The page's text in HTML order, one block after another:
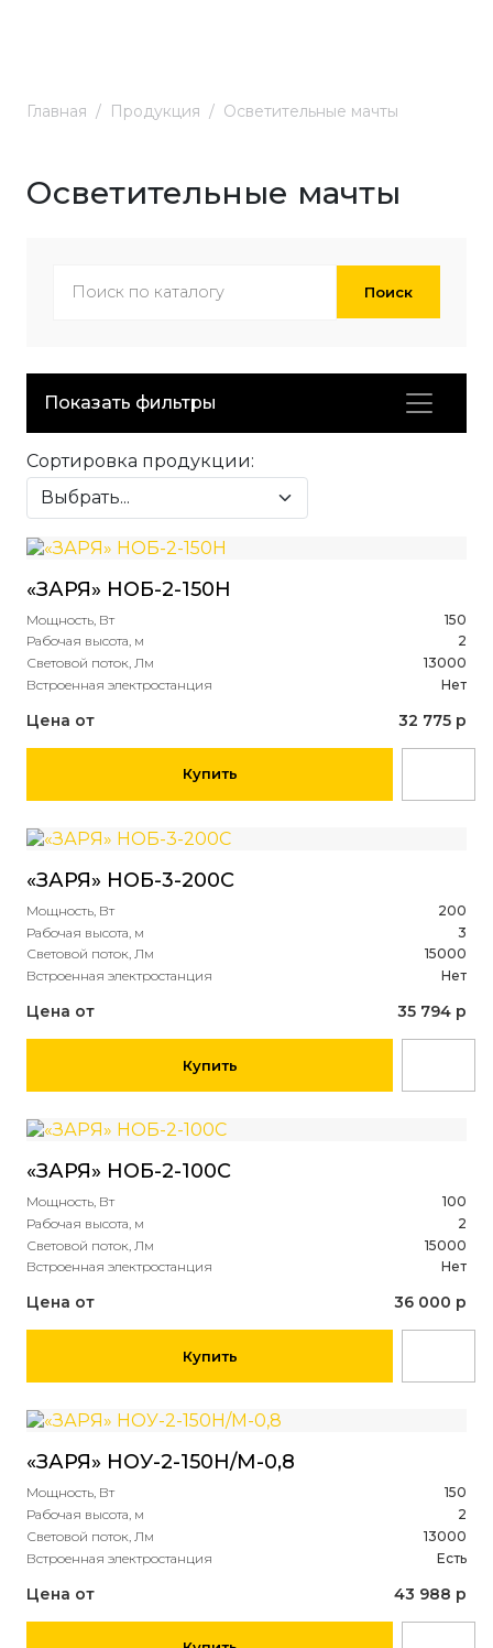
Главная Продукция Осветительные мачты
Осветительные мачты
Поиск
Показать фильтры
Сортировка продукции:
«ЗАРЯ» НОБ-2-150H
Мощность, Вт
150
Рабочая высота, м
2
Световой поток, Лм
13000
Встроенная электростанция
Нет
Цена от 32 775 р
Купить
«ЗАРЯ» НОБ-3-200С
Мощность, Вт
200
Рабочая высота, м
3
Световой поток, Лм
15000
Встроенная электростанция
Нет
Цена от 35 794 р
Купить
«ЗАРЯ» НОБ-2-100С
Мощность, Вт
100
Рабочая высота, м
2
Световой поток, Лм
15000
Встроенная электростанция
Нет
Цена от 36 000 р
Купить
«ЗАРЯ» НОУ-2-150Н/М-0,8
Мощность, Вт
150
Рабочая высота, м
2
Световой поток, Лм
13000
Встроенная электростанция
Есть
Цена от 43 988 р